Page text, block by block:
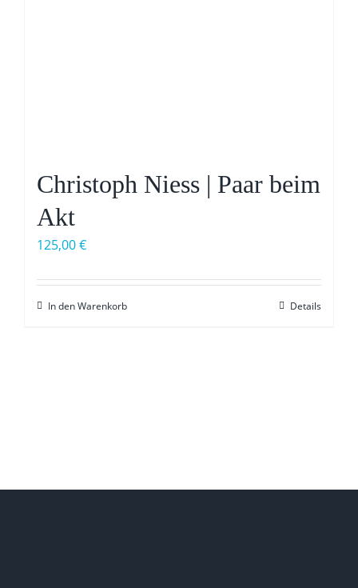
Christoph Niess | Paar beim
Akt
125,00€
In den Warenkorb Details